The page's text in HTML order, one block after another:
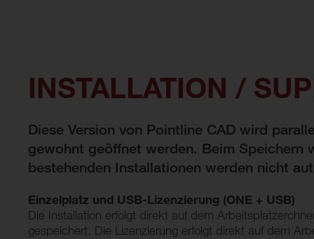
INSTALLATION /
Diese Version von Pointline CAD wird
gewohnt geöffnet werden. Beim Speichern
bestehenden Installationen werden nicht
Einzelplatz und USB-Lizenzierung (ONE + USB)
Die Installation erfolgt direkt auf dem
gespeichert. Die Lizenzierung erfolgt direkt auf dem